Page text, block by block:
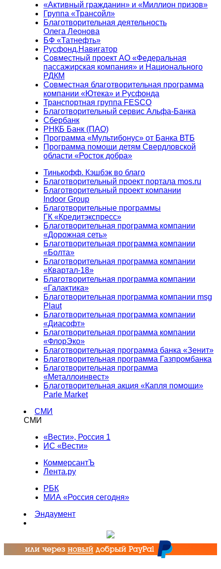
«Активный гражданин» и «Миллион призов»
Группа «Трансойл»
Благотворительная деятельность
Олега Леонова
БФ «Татнефть»
Русфонд.Навигатор
Совместный проект АО «Федеральная
пассажирская компания» и Национального
РДКМ
Совместная благотворительная программа
компании «Ютека» и Русфонда
Транспортная группа FESCO
Благотворительный сервис Альфа-Банка
Сбербанк
РНКБ Банк (ПАО)
Программа «Мультибонус» от Банка ВТБ
Программа помощи детям Свердловской
области «Росток добра»
Тинькофф. Кэшбэк во благо
Благотворительный проект портала mos.ru
Благотворительный проект компании
Indoor Group
Благотворительные программы
ГК «Кредитэкспресс»
Благотворительная программа компании
«Дорожная сеть»
Благотворительная программа компании
«Болта»
Благотворительная программа компании
«Квартал-18»
Благотворительная программа компании
«Галактика»
Благотворительная программа компании msg
Plaut
Благотворительная программа компании
«Диасофт»
Благотворительная программа компании
«ФлорЭко»
Благотворительная программа банка «Зенит»
Благотворительная программа Газпромбанка
Благотворительная программа
«Металлоинвест»
Благотворительная акция «Капля помощи»
Parle Market
СМИ
СМИ
«Вести», Россия 1
ИС «Вести»
КоммерсантЪ
Лента.ру
РБК
МИА «Россия сегодня»
Эндаумент